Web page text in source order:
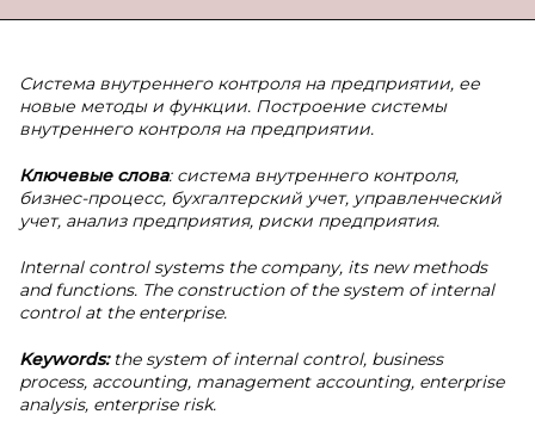
Система внутреннего контроля на предприятии, ее
новые методы и функции. Построение системы
внутреннего контроля на предприятии.
Ключевые слова: система внутреннего контроля,
бизнес-процесс, бухгалтерский учет, управленческий
учет, анализ предприятия, риски предприятия.
Internal control systems the company, its new methods
and functions. The construction of the system of internal
control at the enterprise.
Keywords:the system of internal control, business
process, accounting, management accounting, enterprise
analysis, enterprise risk.